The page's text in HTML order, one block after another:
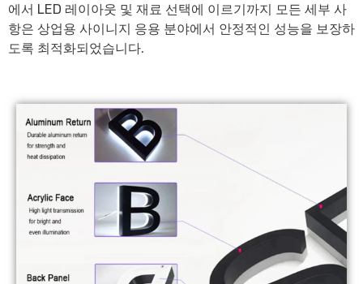
에서 LED 레이아웃 및 재료 선택에 이르기까지 모든 세부 사
항은 상업용 사이니지 응용 분야에서 안정적인 성능을 보장하
도록 최적화되었습니다.